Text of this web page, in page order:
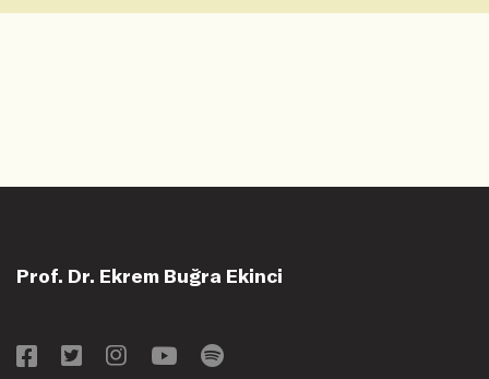
Prof. Dr. Ekrem Buğra Ekinci